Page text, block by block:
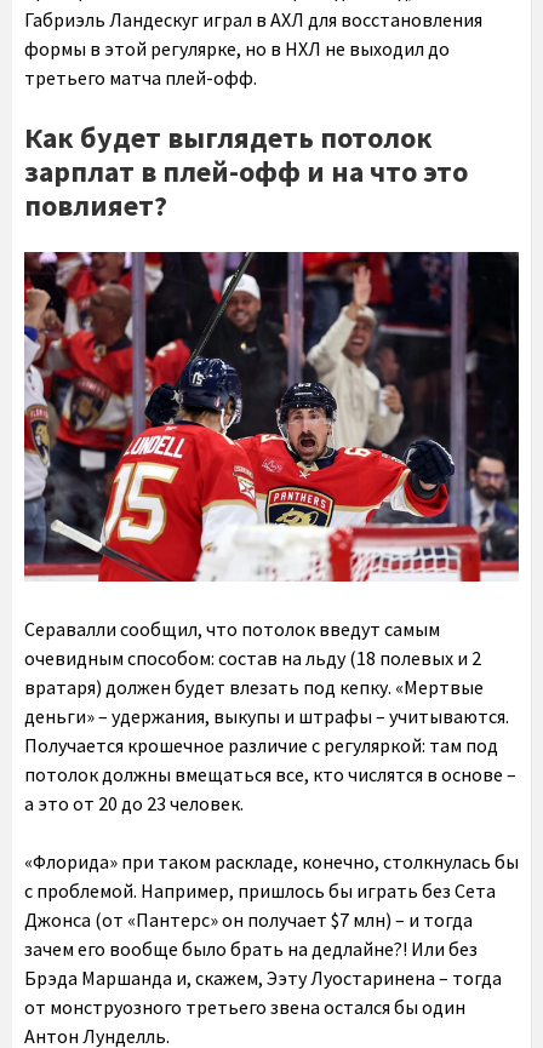
Габриэль Ландескуг играл в АХЛ для восстановления
формы в этой регулярке, но в НХЛ не выходил до
третьего матча плей-офф.
Как будет выглядеть потолок
зарплат в плей-офф и на что это
повлияет?
Серавалли сообщил, что потолок введут самым
очевидным способом: состав на льду (18 полевых и 2
вратаря) должен будет влезать под кепку. «Мертвые
деньги» – удержания, выкупы и штрафы – учитываются.
Получается крошечное различие с регуляркой: там под
потолок должны вмещаться все, кто числятся в основе –
а это от 20 до 23 человек.
«Флорида» при таком раскладе, конечно, столкнулась бы
с проблемой. Например, пришлось бы играть без Сета
Джонса (от «Пантерс» он получает $7 млн) – и тогда
зачем его вообще было брать на дедлайне?! Или без
Брэда Маршанда и, скажем, Ээту Луостаринена – тогда
от монструозного третьего звена остался бы один
Антон Лунделль.